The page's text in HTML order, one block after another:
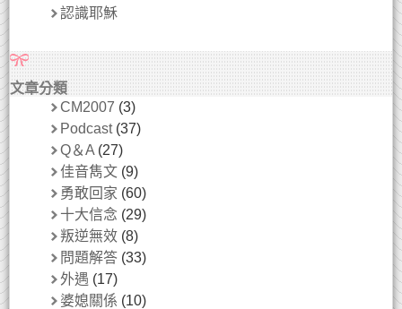
認識耶穌
文章分類
CM2007 (3)
Podcast(37)
Q＆A (27)
佳音雋文 (9)
勇敢回家 (60)
十大信念 (29)
叛逆無效 (8)
問題解答 (33)
外遇 (17)
婆媳關係 (10)